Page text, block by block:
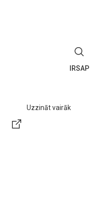
IRSAP
Uzzināt vairāk